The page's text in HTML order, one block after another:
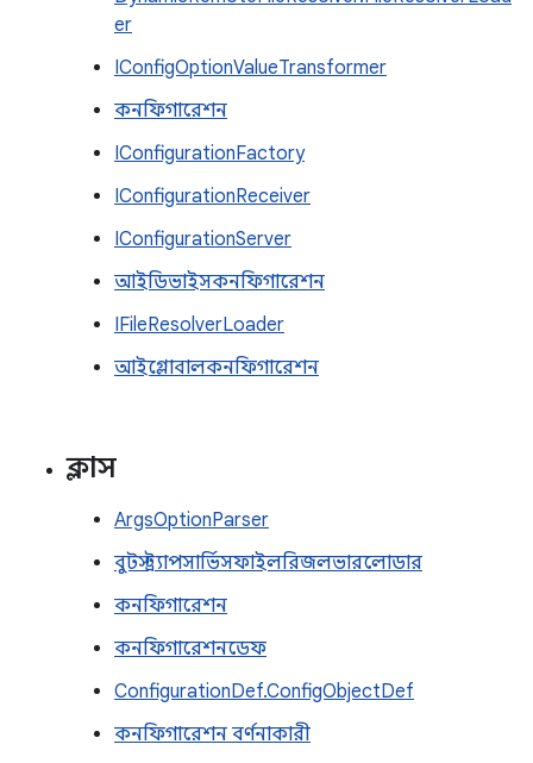
er
IConfigOptionValueTransformer
কনফিগারেশন
IConfigurationFactory
IConfigurationReceiver
IConfigurationServer
আইডিভাইসকনফিগারেশন
IFileResolverLoader
আইগ্লোবালকনফিগারেশন
ক্লাস
ArgsOptionParser
বুটস্ট্র্যাপসার্ভিসফাইলরিজলভারলোডার
কনফিগারেশন
কনফিগারেশনডেফ
ConfigurationDef.ConfigObjectDef
কনফিগারেশন বর্ণনাকারী